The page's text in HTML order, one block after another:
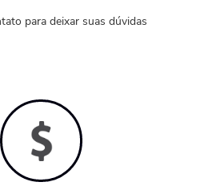
para deixar suas dúvidas